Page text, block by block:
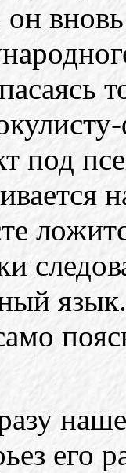
под
его